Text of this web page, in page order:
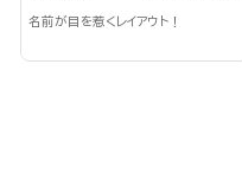
名前が目を惹くレイアウト！